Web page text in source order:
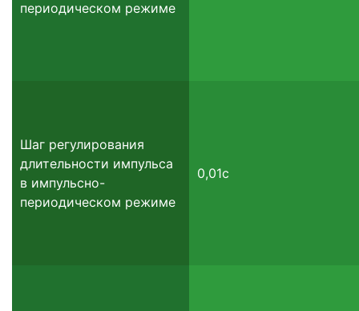
периодическом режиме
Шаг регулирования
длительности импульса
в импульсно-
периодическом режиме
0,01с